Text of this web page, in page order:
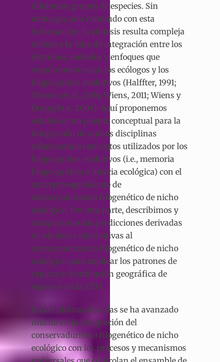
diferentes grupos de especies. Sin
embargo, aun contando con esta
información, la síntesis resulta compleja
debido a la falta de integración entre los
términos, métodos y enfoques que
comúnmente usan los ecólogos y los
biogeógrafos evolutivos (Halffter, 1991;
Warren et al., 2014; Wiens, 2011; Wiens y
Donoghue, 2004). Aquí proponemos
establecer un puente conceptual para la
integración de ambas disciplinas
relacionando conceptos utilizados por los
biogeógrafos evolutivos (i.e., memoria
biogeográfica o inercia ecológica) con el
concepto equivalente de
conservadurismo filogenético de nicho
ecológico. Por otra parte, describimos y
comparamos las predicciones derivadas
de hipótesis alternativas al
conservadurismo filogenético de nicho
ecológico para explicar los patrones de
riqueza y distribución geográfica de
especies en la ZTM.
En las últimas décadas se ha avanzado
mucho en la integración del
conservadurismo filogenético de nicho
ecológico con los procesos y mecanismos